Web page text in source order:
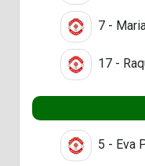
7 -
17 -
5 - Eva